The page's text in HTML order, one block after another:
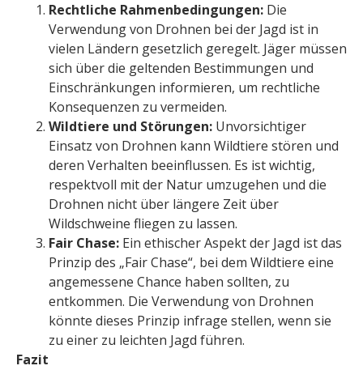
Rechtliche Rahmenbedingungen: Die
Verwendung von Drohnen bei der Jagd ist in
vielen Ländern gesetzlich geregelt. Jäger müssen
sich über die geltenden Bestimmungen und
Einschränkungen informieren, um rechtliche
Konsequenzen zu vermeiden.
Wildtiere und Störungen: Unvorsichtiger
Einsatz von Drohnen kann Wildtiere stören und
deren Verhalten beeinflussen. Es ist wichtig,
respektvoll mit der Natur umzugehen und die
Drohnen nicht über längere Zeit über
Wildschweine fliegen zu lassen.
Fair Chase: Ein ethischer Aspekt der Jagd ist das
Prinzip des „Fair Chase“, bei dem Wildtiere eine
angemessene Chance haben sollten, zu
entkommen. Die Verwendung von Drohnen
könnte dieses Prinzip infrage stellen, wenn sie
zu einer zu leichten Jagd führen.
Fazit